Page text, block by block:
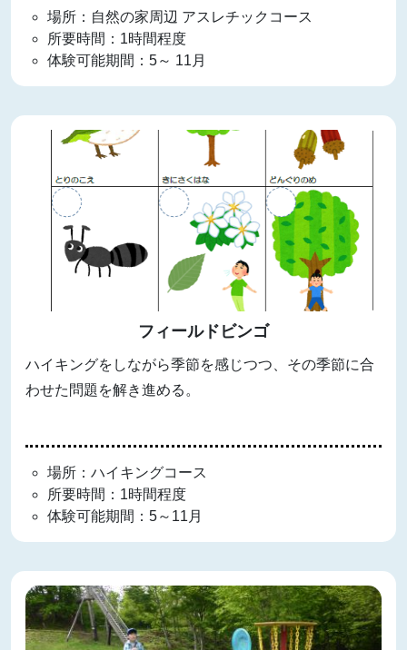
場所：自然の家周辺 アスレチックコース
所要時間：1時間程度
体験可能期間：5～ 11月
フィールドビンゴ
ハイキングをしながら季節を感じつつ、その季節に合
わせた問題を解き進める。
場所：ハイキングコース
所要時間：1時間程度
体験可能期間：5～11月